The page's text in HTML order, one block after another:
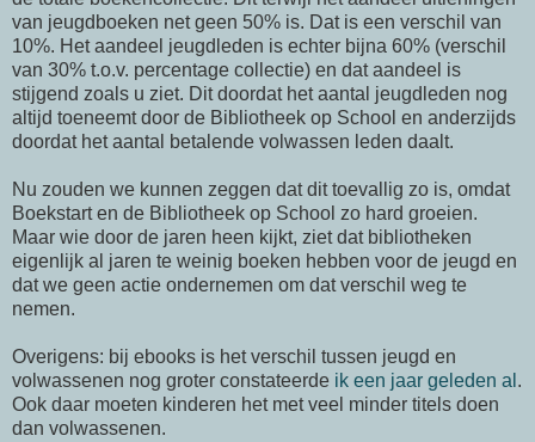
van jeugdboeken net geen 50% is. Dat is een verschil van
10%. Het aandeel jeugdleden is echter bijna 60% (verschil
van 30% t.o.v. percentage collectie) en dat aandeel is
stijgend zoals u ziet. Dit doordat het aantal jeugdleden nog
altijd toeneemt door de Bibliotheek op School en anderzijds
doordat het aantal betalende volwassen leden daalt.
Nu zouden we kunnen zeggen dat dit toevallig zo is, omdat
Boekstart en de Bibliotheek op School zo hard groeien.
Maar wie door de jaren heen kijkt, ziet dat bibliotheken
eigenlijk al jaren te weinig boeken hebben voor de jeugd en
dat we geen actie ondernemen om dat verschil weg te
nemen.
Overigens: bij ebooks is het verschil tussen jeugd en
volwassenen nog groter constateerde ik een jaar geleden al .
Ook daar moeten kinderen het met veel minder titels doen
dan volwassenen.